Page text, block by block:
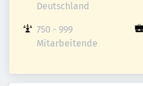
Deutschland
750 - 999
Mitarbeitende